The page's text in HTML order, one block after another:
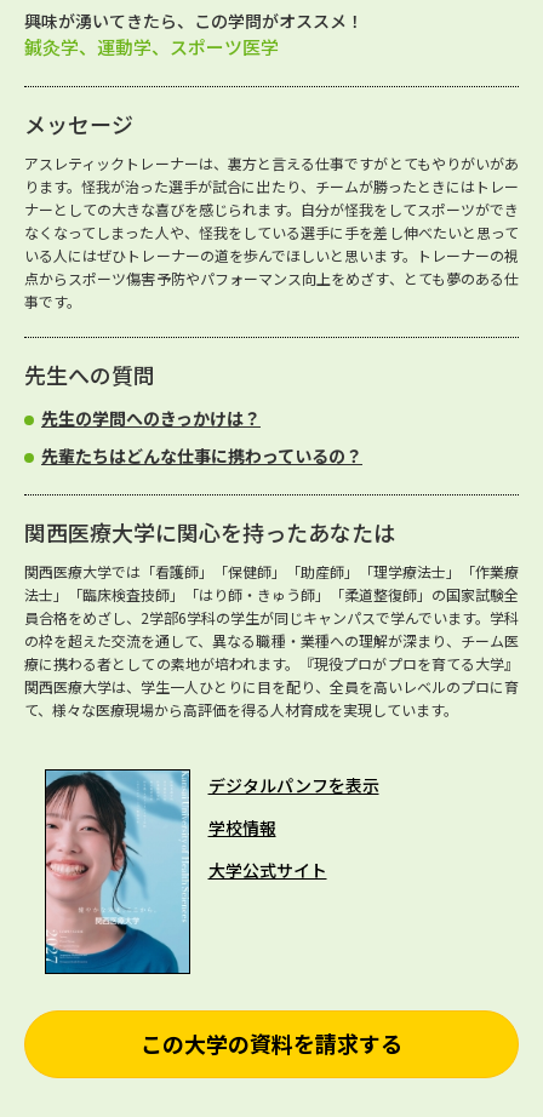
興味が湧いてきたら、この学問がオススメ！
鍼灸学、運動学、スポーツ医学
メッセージ
アスレティックトレーナーは、裏方と言える仕事ですがとてもやりがいがあ
ります。怪我が治った選手が試合に出たり、チームが勝ったときにはトレー
ナーとしての大きな喜びを感じられます。自分が怪我をしてスポーツができ
なくなってしまった人や、怪我をしている選手に手を差し伸べたいと思って
いる人にはぜひトレーナーの道を歩んでほしいと思います。トレーナーの視
点からスポーツ傷害予防やパフォーマンス向上をめざす、とても夢のある仕
事です。
先生への質問
先生の学問へのきっかけは？
先輩たちはどんな仕事に携わっているの？
関西医療大学に関心を持ったあなたは
関西医療大学では「看護師」「保健師」「助産師」「理学療法士」「作業療
法士」「臨床検査技師」「はり師・きゅう師」「柔道整復師」の国家試験全
員合格をめざし、2学部6学科の学生が同じキャンパスで学んでいます。学科
の枠を超えた交流を通して、異なる職種・業種への理解が深まり、チーム医
療に携わる者としての素地が培われます。『現役プロがプロを育てる大学』
関西医療大学は、学生一人ひとりに目を配り、全員を高いレベルのプロに育
て、様々な医療現場から高評価を得る人材育成を実現しています。
デジタルパンフを表示
学校情報
大学公式サイト
この大学の資料を請求する